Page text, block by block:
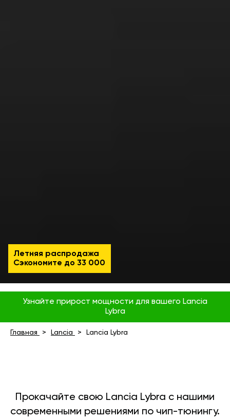
Летняя распродажа
Сэкономите до 33 000
Узнайте прирост мощности для вашего Lancia
Lybra
Главная Lancia Lancia Lybra
Прокачайте свою Lancia Lybra с нашими
современными решениями по чип-тюнингу.